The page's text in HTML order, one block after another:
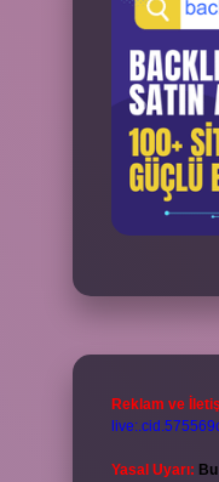
Reklam ve
Yasal Uyarı: